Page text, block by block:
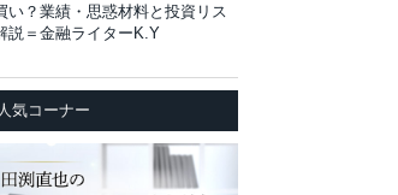
い？業績・思惑材料と投資リス
説＝金融ライターK.Y
人気コーナー